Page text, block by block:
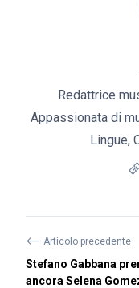
Redattrice
Appassionata di
Lingue,
⟵ Articolo precedente
Stefano Gabbana
ancora Selena